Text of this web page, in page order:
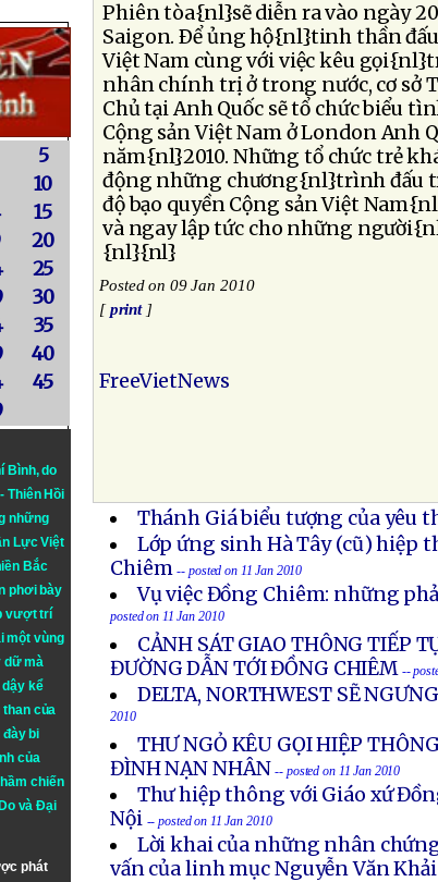
5
10
15
20
25
30
35
40
45
Bình, do
Thiên Hồi
những
Lực Việt
Bắc
phơi bày
vượt trí
một vùng
dữ mà
kể
của
bi
của
chiến
vàĐại
phát
Phiên tòa{nl}sẽ diễn ra vào ngày
Saigon. Ðể ủng hộ{nl}tinh thần
Việt Nam cùng với việc kêu
nhân chính trị ở trong nước, cơ sở
Chủ tại Anh Quốc sẽ tổ chức biểu
Cộng sản Việt Nam ở London Anh
năm{nl}2010. Những tổ chức trẻ
động những chương{nl}trình đấu
độ bạo quyền Cộng sản Việt
và ngay lập tức cho những
{nl}{nl}
Posted on 09 Jan 2010
[print]
FreeVietNews
Thánh Giá biểu tượng của yêu
Lớp ứng sinh Hà Tây (cũ) hiệp
Chiêm -- posted on 11 Jan 2010
Vụ việc Đồng Chiêm: những
posted on 11 Jan 2010
CẢNH SÁT GIAO THÔNG TIẾP
ĐƯỜNG DẪN TỚI ĐỒNG CHIÊM --
DELTA, NORTHWEST SẼ
2010
THƯ NGỎ KÊU GỌI HIỆP
ĐÌNH NẠN NHÂN -- posted on 11 Jan 2010
Thư hiệp thông với Giáo xứ
Nội -- posted on 11 Jan 2010
Lời khai của những nhân
vấn của linh mục Nguyễn Văn